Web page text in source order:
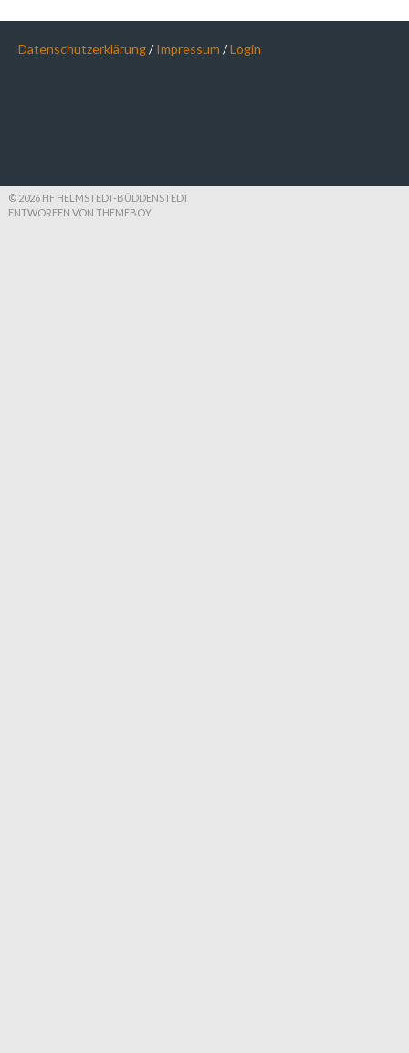
Datenschutzerklärung/Impressum /Login
© 2026 HF HELMSTEDT-BÜDDENSTEDT
ENTWORFEN VON THEMEBOY